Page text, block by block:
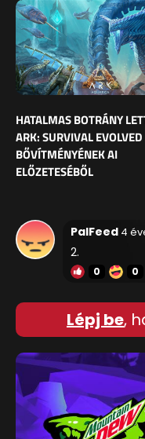
HATALMAS BOTRÁNY
ARK: SURVIVAL EVOLVED
BŐVÍTMÉNYÉNEK AI
ELŐZETESÉBŐL
PalFeed 4
2.
0 0
Lépj be,